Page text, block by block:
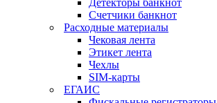
Детекторы банкнот
Счетчики банкнот
Расходные материалы
Чековая лента
Этикет лента
Чехлы
SIM-карты
ЕГАИС